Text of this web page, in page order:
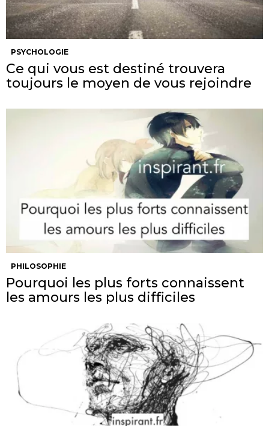
PSYCHOLOGIE
Ce qui vous est destiné trouvera
toujours le moyen de vous rejoindre
PHILOSOPHIE
Pourquoi les plus forts connaissent
les amours les plus difficiles